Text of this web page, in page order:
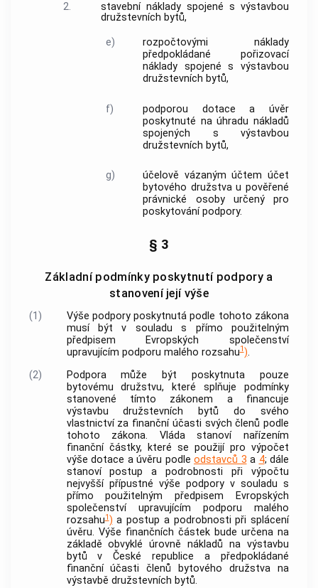
2.
stavební náklady spojené s výstavbou
družstevních bytů,
e)
rozpočtovými náklady
předpokládané pořizovací
náklady spojené s výstavbou
družstevních bytů,
f) podporou dotace a úvěr
poskytnuté na úhradu nákladů
spojených s výstavbou
družstevních bytů,
g)
účelově vázaným účtem účet
bytového družstva u pověřené
právnické osoby určený pro
poskytovánípodpory.
§ 3
Základní podmínky poskytnutí podpory a
stanovení její výše
(1) Výše podporyposkytnutá podle tohoto zákona
musí být v souladu s přímo použitelným
předpisem Evropských společenství
upravujícím podporu malého rozsahu1).
(2)
Podporamůže být poskytnuta pouze
bytovému družstvu, které splňuje podmínky
stanovené tímto zákonem a financuje
výstavbu družstevních bytů do svého
vlastnictví za finanční účasti svých členů podle
tohoto zákona. Vláda stanoví nařízením
finanční částky, které se použijí pro výpočet
výše dotace a úvěru podle odstavců 3 a 4; dále
stanoví postup a podrobnosti při výpočtu
nejvyšší přípustné výše podporyv souladu s
přímo použitelným předpisem Evropských
společenství upravujícím podporu malého
rozsahu1) a postup a podrobnosti při splácení
úvěru. Výše finančních částek bude určena na
základě obvyklé úrovně nákladů na výstavbu
bytů v České republice a předpokládané
finanční účasti členů bytového družstva na
výstavbě družstevních bytů.